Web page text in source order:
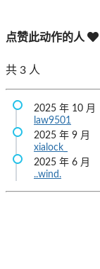
点赞此动作的人
共 3 人
2025 年 10 月
law9501
2025 年 9 月
xialock_
2025 年 6 月
..wind.